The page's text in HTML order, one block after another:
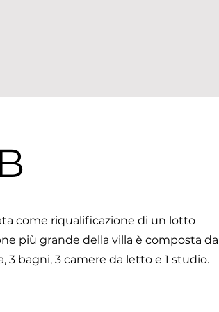
come riqualificazione di un lotto
più grande della villa è composta da
3 bagni, 3 camere da letto e 1 studio.